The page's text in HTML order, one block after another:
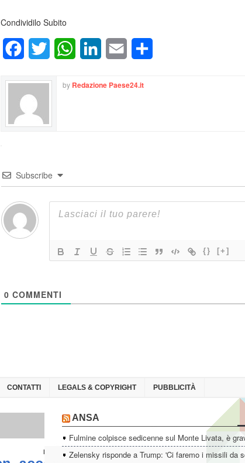
Condividilo Subito
FacebookTwitter WhatsAppLinkedInEmail
by Redazione Paese24.it
Subscribe
{} [+]
0 COMMENTI
CONTATTI LEGALS & COPYRIGHT PUBBLICITÀ
ANSA
Fulmine colpisce sedicenne sul Monte Livata, è
Zelensky risponde a Trump: 'Ci faremo i missili da